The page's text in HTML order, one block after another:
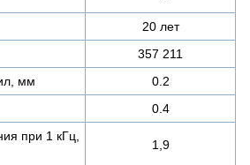
20 лет
357 211
мм
0.2
0.4
при 1 кГц,
1,9